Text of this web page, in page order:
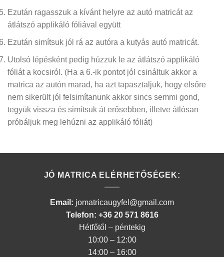
Ezután ragasszuk a kívánt helyre az autó matricát az
átlátszó applikáló fóliával együtt
Ezután simítsuk jól rá az autóra a kutyás autó matricát.
Utolsó lépésként pedig húzzuk le az átlátszó applikáló
fóliát a kocsiról. (Ha a 6.-ik pontot jól csináltuk akkor a
matrica az autón marad, ha azt tapasztaljuk, hogy elsőre
nem sikerült jól felsimítanunk akkor sincs semmi gond,
tegyük vissza és simítsuk át erősebben, illetve átlósan
próbáljuk meg lehúzni az applikáló fóliát)
JÓ MATRICA ELÉRHETŐSÉGEK:
Email: jomatricaugyfel@gmail.com
Telefon: +36 20 571 8616
Hétfőtől – péntekig
10:00 – 12:00
14:00 – 16:00